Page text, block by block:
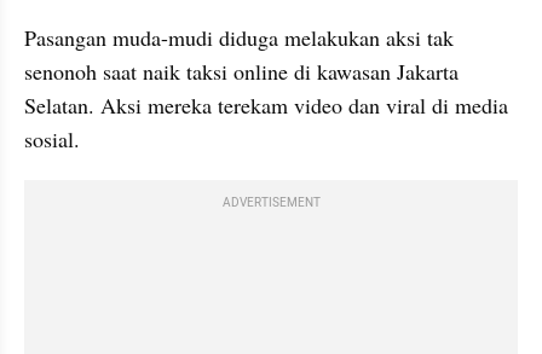
Pasangan muda-mudi diduga melakukan aksi tak
senonoh saat naik taksi online di kawasan Jakarta
Selatan. Aksi mereka terekam video dan viral di media
sosial.
ADVERTISEMENT